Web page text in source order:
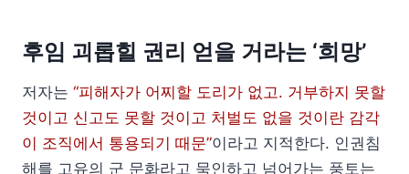
후임 괴롭힐 권리 얻을 거라는 ‘희망’
저자는 “피해자가 어찌할 도리가 없고. 거부하지 못할
것이고 신고도 못할 것이고 처벌도 없을 것이란 감각
이 조직에서 통용되기 때문”이라고 지적한다. 인권침
해를 고유의 군 문화라고 묵인하고 넘어가는 풍토는